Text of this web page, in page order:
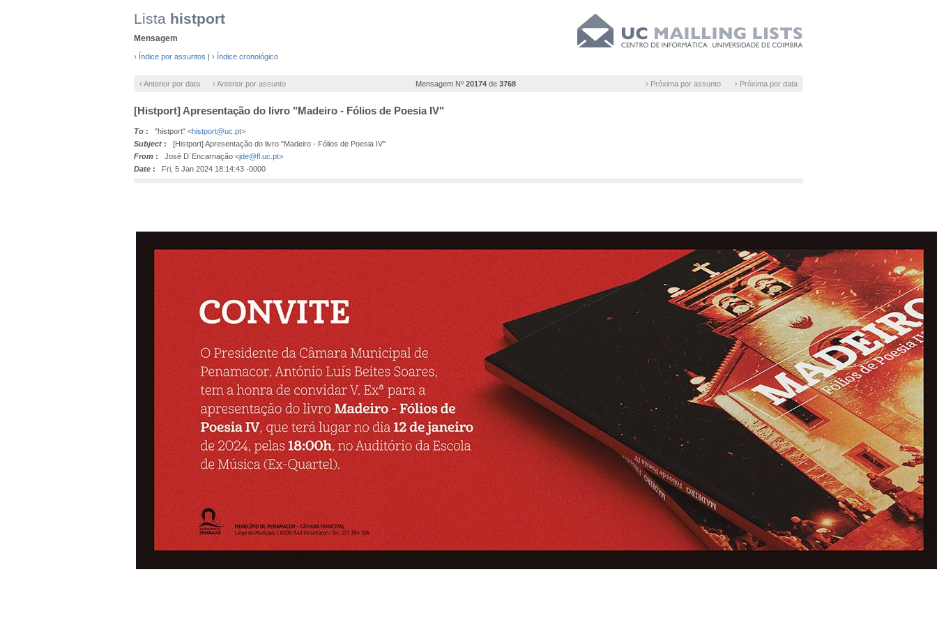
Lista histport
Mensagem
› Índice por assuntos | › Índice cronológico
‹ Anterior por data ‹ Anterior por assunto Mensagem Nº 20174 de 3768 › Próxima por assunto › Próxima por data
[Histport] Apresentação do livro "Madeiro - Fólios de Poesia IV"
To : "histport" <histport@uc.pt>
Subject : [Histport] Apresentação do livro "Madeiro - Fólios de Poesia IV"
From : José D´Encarnação <jde@fl.uc.pt>
Date : Fri, 5 Jan 2024 18:14:43 -0000